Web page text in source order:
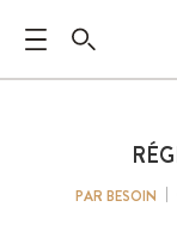
PAR BESOIN